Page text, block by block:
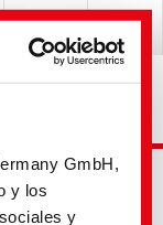
GmbH,
y los
y